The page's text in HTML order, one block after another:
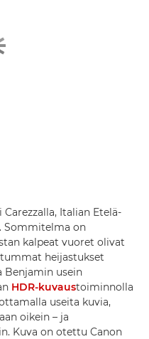
Italian Etelä-
Sommitelma on
kalpeat vuoret olivat
heijastukset
Benjamin usein
HDR-kuvaustoiminnolla
useita kuvia,
oikein – ja
Kuva on otettu Canon